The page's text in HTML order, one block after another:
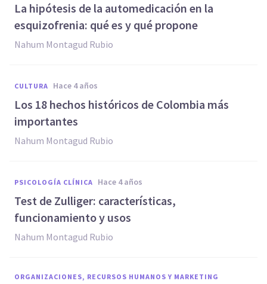
La hipótesis de la automedicación en la
esquizofrenia: qué es y qué propone
Nahum Montagud Rubio
CULTURA hace 4 años
Los 18 hechos históricos de Colombia más
importantes
Nahum Montagud Rubio
PSICOLOGÍA CLÍNICA hace 4 años
Test de Zulliger: características,
funcionamiento y usos
Nahum Montagud Rubio
ORGANIZACIONES, RECURSOS HUMANOS Y MARKETING